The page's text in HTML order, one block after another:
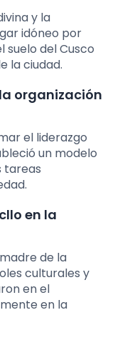
y la
idóneo por
suelo del Cusco
la ciudad.
organización
el liderazgo
un modelo
tareas
en la
de la
culturales y
en el
en la